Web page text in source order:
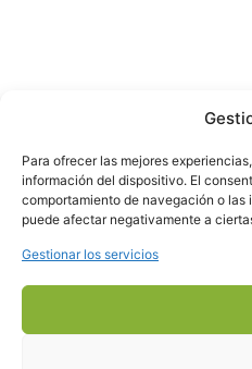
Para ofrecer las mejores
información del dispositivo. El
comportamiento de navegación o
puede afectar negativamente a
Gestionar los servicios